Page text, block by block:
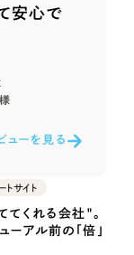
安心で
ューを見る
トサイト
てくれる会社"。
アル前の「倍」